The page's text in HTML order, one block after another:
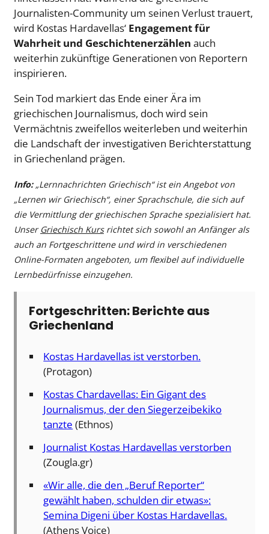
Journalisten-Community um seinen Verlust trauert,
wird Kostas Hardavellas‘ Engagement für
Wahrheit und Geschichtenerzählen auch
weiterhin zukünftige Generationen von Reportern
inspirieren.
Sein Tod markiert das Ende einer Ära im
griechischen Journalismus, doch wird sein
Vermächtnis zweifellos weiterleben und weiterhin
die Landschaft der investigativen Berichterstattung
in Griechenland prägen.
Info: „Lernnachrichten Griechisch“ ist ein Angebot von
„Lernen wir Griechisch“, einer Sprachschule, die sich auf
die Vermittlung der griechischen Sprache spezialisiert hat.
Unser Griechisch Kursrichtet sich sowohl an Anfänger als
auch an Fortgeschrittene und wird in verschiedenen
Online-Formaten angeboten, um flexibel auf individuelle
Lernbedürfnisse einzugehen.
Fortgeschritten: Berichte aus
Griechenland
Kostas Hardavellas ist verstorben.
(Protagon)
Kostas Chardavellas: Ein Gigant des
Journalismus, der den Siegerzeibekiko
tanzte (Ethnos)
Journalist Kostas Hardavellas verstorben
(Zougla.gr)
«Wir alle, die den „Beruf Reporter“
gewählt haben, schulden dir etwas»:
Semina Digeni über Kostas Hardavellas.
(Athens Voice)